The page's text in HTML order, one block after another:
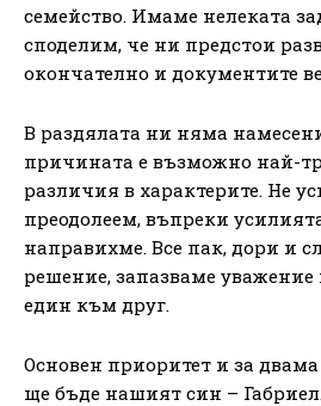
семейство. Имаме нелеката
споделим, че ни предстои
окончателно и документите
В раздялата ни няма
причината е възможно най-
различия в характерите. Не
преодолеем, въпреки
направихме. Все пак, дори и
решение, запазваме уважение
един към друг.
Основен приоритет и за
ще бъде нашият син –